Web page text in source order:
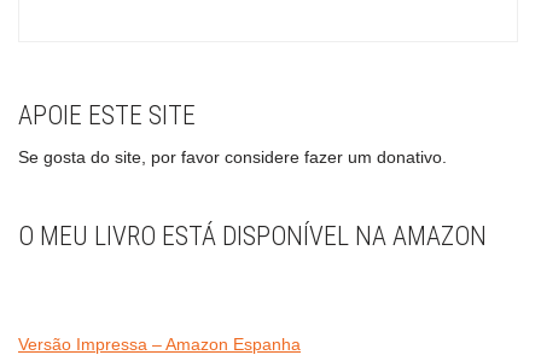
APOIE ESTE SITE
Se gosta do site, por favor considere fazer um donativo.
O MEU LIVRO ESTÁ DISPONÍVEL NA AMAZON
Versão Impressa – Amazon Espanha